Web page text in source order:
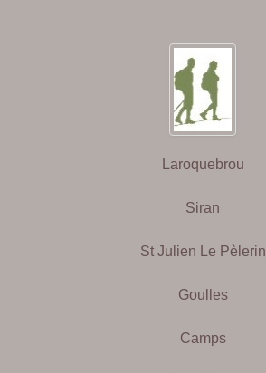
Laroquebrou
Siran
St Julien Le Pèlerin
Goulles
Camps